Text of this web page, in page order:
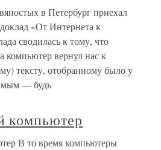
в Петербург приехал
«От Интернета к
сводилась к тому, что
компьютер вернул нас к
тексту, отобранному было у
— будь
компьютер
В то время компьютеры